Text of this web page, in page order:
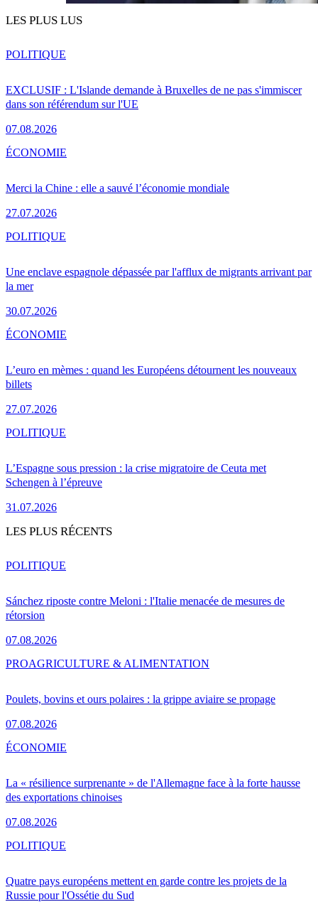
LES PLUS LUS
EXCLUSIF : L'Islande demande à Bruxelles de ne pas s'immiscer
dans son référendum sur l'UE
07.08.2026
POLITIQUE
Merci la Chine : elle a sauvé l’économie mondiale
27.07.2026
ÉCONOMIE
Une enclave espagnole dépassée par l'afflux de migrants arrivant par
la mer
30.07.2026
POLITIQUE
L’euro en mèmes : quand les Européens détournent les nouveaux
billets
27.07.2026
ÉCONOMIE
L’Espagne sous pression : la crise migratoire de Ceuta met
Schengen à l’épreuve
31.07.2026
POLITIQUE
LES PLUS RÉCENTS
Sánchez riposte contre Meloni : l'Italie menacée de mesures de
rétorsion
07.08.2026
POLITIQUE
Poulets, bovins et ours polaires : la grippe aviaire se propage
07.08.2026
PROAGRICULTURE & ALIMENTATION
La « résilience surprenante » de l'Allemagne face à la forte hausse
des exportations chinoises
07.08.2026
ÉCONOMIE
Quatre pays européens mettent en garde contre les projets de la
Russie pour l'Ossétie du Sud
POLITIQUE